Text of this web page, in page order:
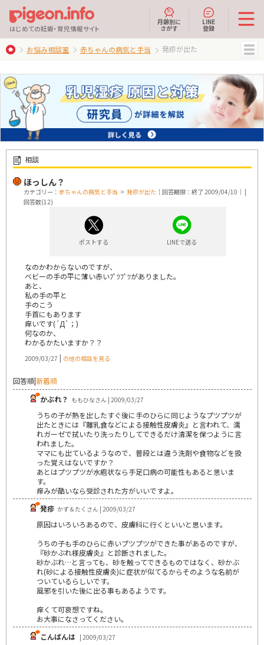
はじめての妊娠・育児情報サイト
月齢別に
さがす
LINE
登録
お悩み相談室 赤ちゃんの病気と手当 発疹が出た
相談
ほっしん？
カテゴリー： 赤ちゃんの病気と手当 > 発疹が出た ｜回答期限：終了 2009/04/10｜ |
回答数(12)
ポストする LINEで送る
なのかわからないのですが、
ベビーの手の平に薄い赤いﾌﾟﾂﾌﾟﾂがありました。
あと、
私の手の平と
手のこう
手首にもあります
痒いです(´Д`；)
何なのか、
わかるかたいますか？？
2009/03/27 | の他の相談を見る
回答順|新着順
かぶれ？ ももひなさん | 2009/03/27
うちの子が熱を出したすぐ後に手のひらに同じようなプツプツが
出たときには『離乳食などによる接触性皮膚炎』と言われて、濡
れガーゼで拭いたり洗ったりしてできるだけ清潔を保つように言
われました。
ママにも出ているようなので、普段とは違う洗剤や食物などを扱
った覚えはないですか？
あとはプツプツが水疱状なら手足口病の可能性もあると思いま
す。
痒みが酷いなら受診された方がいいですよ。
発疹 かず＆たくさん | 2009/03/27
原因はいろいろあるので、皮膚科に行くといいと思います。
うちの子も手のひらに赤いプツプツができた事があるのですが、
『砂かぶれ様皮膚炎』と診断されました。
砂かぶれ…と言っても、砂を触ってできるものではなく、砂かぶ
れ(砂による接触性皮膚炎)に症状が似てるからそのような名前が
ついているらしいです。
風邪を引いた後に出る事もあるようです。
痒くて可哀想ですね。
お大事になさってください。
こんばんは | 2009/03/27